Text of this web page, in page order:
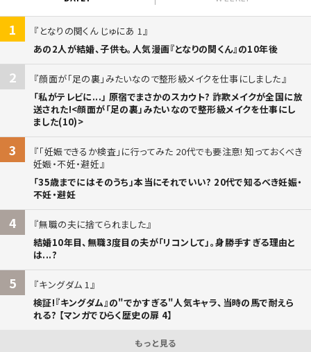
1
となりの関くん じゅにあ 1
あの2人が結婚、子供も。人気漫画『となりの関くん』の10年後
2
顔面が「足の裏」みたいなので整形級メイクを仕事にしました
「私がテレビに...」 原宿でまさかのスカウト? 詐欺メイクが全国に放
送された!<顔面が「足の裏」みたいなので整形級メイクを仕事にし
ました(10)>
3
「妊娠できるか検査」に行ってみた 20代でも要注意! 知っておくべき
妊娠・不妊・避妊
「35歳までにはそのうち」本当にそれでいい? 20代で知るべき妊娠・
不妊・避妊
4
無職の夫に捨てられました
結婚10年目、無職3度目の夫が「リコンして」。身勝手すぎる理由と
は...?
5
キングダム 1
検証!『キングダム』の"でかすぎる"人気キャラ、当時の馬で耐えら
れる? 【マンガでひらく歴史の扉 4】
もっと見る